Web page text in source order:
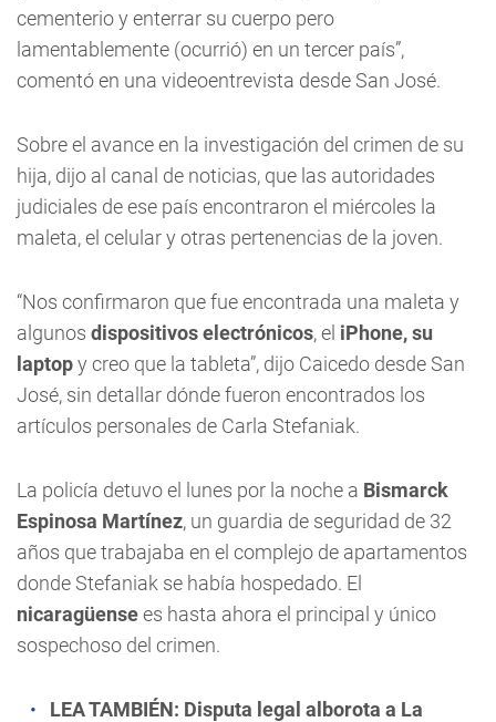
cementerio y enterrar su cuerpo pero
lamentablemente (ocurrió) en un tercer país”,
comentó en una videoentrevista desde San José.
Sobre el avance en la investigación del crimen de su
hija, dijo al canal de noticias, que las autoridades
judiciales de ese país encontraron el miércoles la
maleta, el celular y otras pertenencias de la joven.
“Nos confirmaron que fue encontrada una maleta y
algunos dispositivos electrónicos, el iPhone, su
laptopy creo que la tableta”, dijo Caicedo desde San
José, sin detallar dónde fueron encontrados los
artículos personales de Carla Stefaniak.
La policía detuvo el lunes por la noche a Bismarck
Espinosa Martínez, un guardia de seguridad de 32
años que trabajaba en el complejo de apartamentos
donde Stefaniak se había hospedado. El
nicaragüensees hasta ahora el principal y único
sospechoso del crimen.
LEA TAMBIÉN: Disputa legal alborota a La